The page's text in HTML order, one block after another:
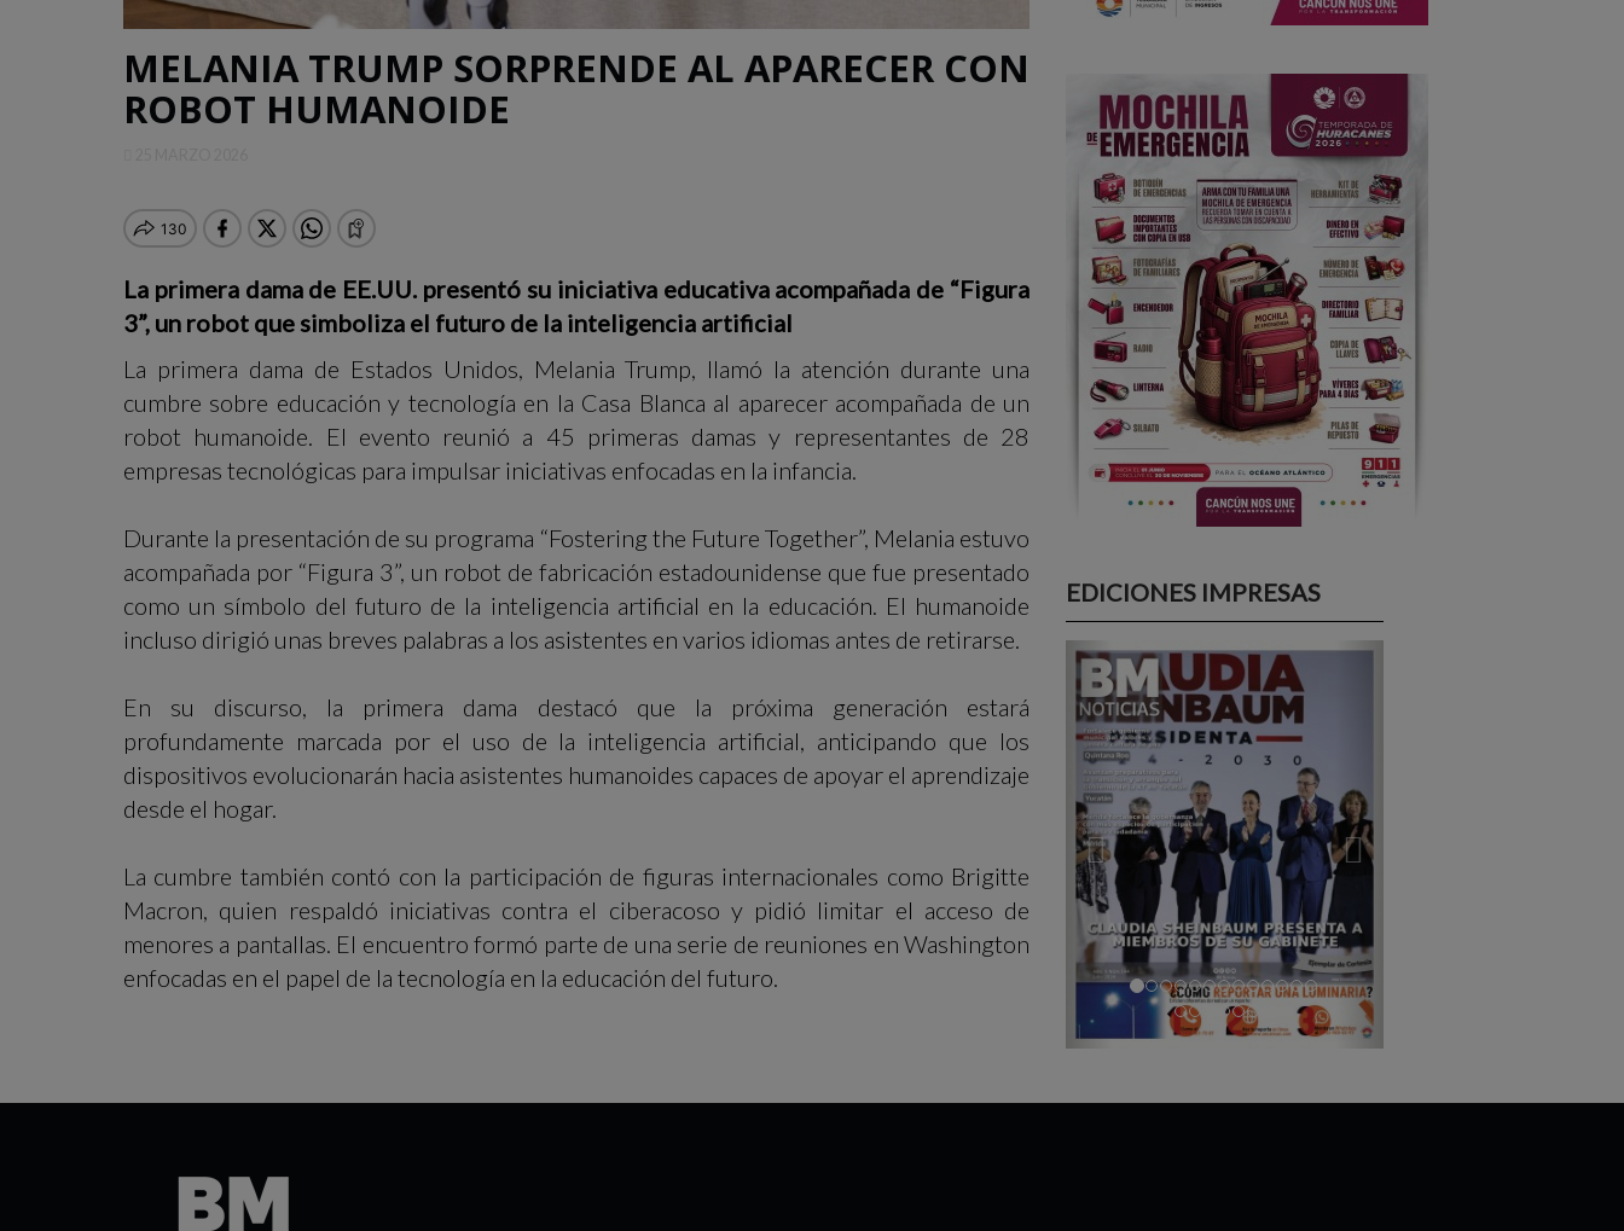
MELANIA TRUMP SORPRENDE AL APARECER CON
ROBOT HUMANOIDE
La primera dama de EE.UU. presentó su iniciativa educativa acompañada de “Figura
3”, un robot que simboliza el futuro de la inteligencia artificial
La primera dama de Estados Unidos, Melania Trump, llamó la atención durante una
cumbre sobre educación y tecnología en la Casa Blanca al aparecer acompañada de un
robot humanoide. El evento reunió a 45 primeras damas y representantes de 28
empresas tecnológicas para impulsar iniciativas enfocadas en la infancia.
Durante la presentación de su programa “Fostering the Future Together”, Melania estuvo
acompañada por “Figura 3”, un robot de fabricación estadounidense que fue presentado
como un símbolo del futuro de la inteligencia artificial en la educación. El humanoide
incluso dirigió unas breves palabras a los asistentes en varios idiomas antes de retirarse.
En su discurso, la primera dama destacó que la próxima generación estará
profundamente marcada por el uso de la inteligencia artificial, anticipando que los
dispositivos evolucionarán hacia asistentes humanoides capaces de apoyar el aprendizaje
desde el hogar.
La cumbre también contó con la participación de figuras internacionales como Brigitte
Macron, quien respaldó iniciativas contra el ciberacoso y pidió limitar el acceso de
menores a pantallas. El encuentro formó parte de una serie de reuniones en Washington
enfocadas en el papel de la tecnología en la educación del futuro.
EDICIONES IMPRESAS
Previous Next